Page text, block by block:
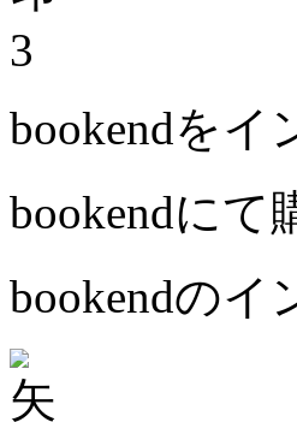
3
bookendをイ
bookendに
bookendの